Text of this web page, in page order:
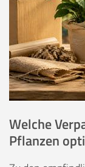
Welche
Pflanzen